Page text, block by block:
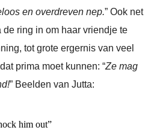
en overdreven nep.” Ook net
de ring in om haar vriendje te
tot grote ergernis van veel
prima moet kunnen: “Ze mag
” Beelden van Jutta:
him out”